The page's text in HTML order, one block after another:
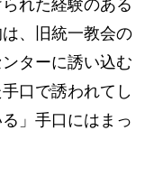
れた経験のある
、旧統一教会の
ターに誘い込む
口で誘われてし
」手口にはまっ